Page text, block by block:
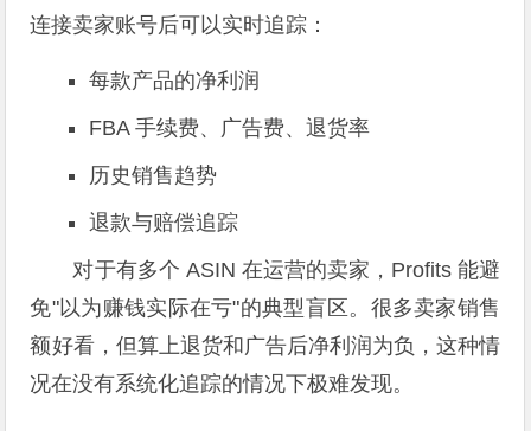
连接卖家账号后可以实时追踪：
每款产品的净利润
FBA 手续费、广告费、退货率
历史销售趋势
退款与赔偿追踪
对于有多个 ASIN 在运营的卖家，Profits 能避
免"以为赚钱实际在亏"的典型盲区。很多卖家销售
额好看，但算上退货和广告后净利润为负，这种情
况在没有系统化追踪的情况下极难发现。